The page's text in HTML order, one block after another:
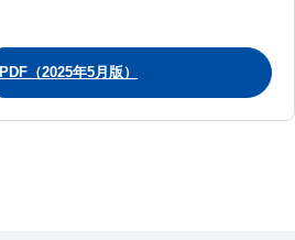
PDF（2025年5月版）